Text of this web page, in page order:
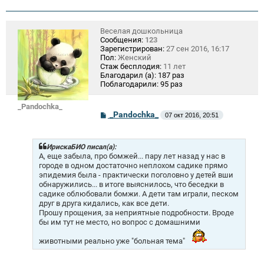
_Pandochka_
Веселая дошкольница
Сообщения: 123
Зарегистрирован: 27 сен 2016, 16:17
Пол: Женский
Стаж бесплодия: 11 лет
Благодарил (а): 187 раз
Поблагодарили: 95 раз
о
б
щ
е
н
и
е
_Pandochka_ 07 окт 2016, 20:51
ИрискаБИО писал(а):
А, еще забыла, про бомжей... пару лет назад у нас в
городе в одном достаточно неплохом садике прямо
эпидемия была - практически поголовно у детей вши
обнаружились... в итоге выяснилось, что беседки в
садике облюбовали бомжи. А дети там играли, песком
друг в друга кидались, как все дети.
Прошу прощения, за неприятные подробности. Вроде
бы им тут не место, но вопрос с домашними
животными реально уже "больная тема"